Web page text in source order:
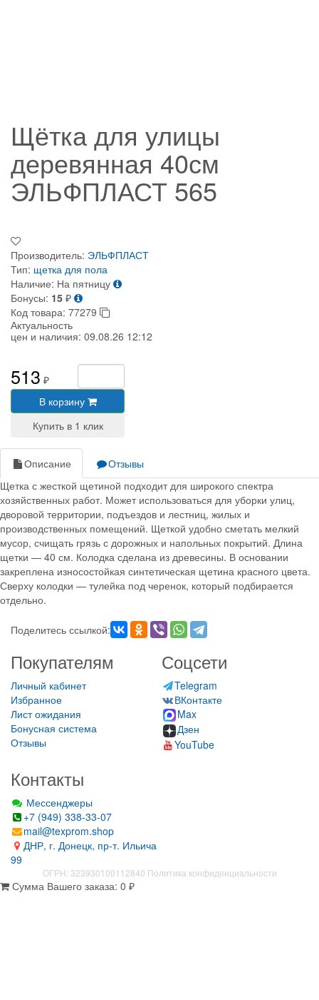
Щётка для улицы
деревянная 40см
ЭЛЬФПЛАСТ 565
Производитель: ЭЛЬФПЛАСТ
Тип: щетка для пола
Наличие: На пятницу
Бонусы: 15 ₽
Код товара: 77279
Актуальность
цен и наличия: 09.08.26 12:12
513 ₽
В корзину
Описание
Отзывы
Щетка с жесткой щетиной подходит для широкого спектра
хозяйственных работ. Может использоваться для уборки улиц,
дворовой территории, подъездов и лестниц, жилых и
производственных помещений. Щеткой удобно сметать мелкий
мусор, счищать грязь с дорожных и напольных покрытий. Длина
щетки — 40 см. Колодка сделана из древесины. В основании
закреплена износостойкая синтетическая щетина красного цвета.
Сверху колодки — тулейка под черенок, который подбирается
отдельно.
Поделитесь ссылкой:
Покупателям
Личный кабинет
Избранное
Лист ожидания
Бонусная система
Отзывы
Соцсети
Telegram
ВКонтакте
Max
Дзен
YouTube
Контакты
Мессенджеры
+7 (949) 338-33-07
mail@texprom.shop
ДНР, г. Донецк, пр-т. Ильича
99
ОГРН: 323930100112840 Политика конфиденциальности
Сумма Вашего заказа: 0 ₽